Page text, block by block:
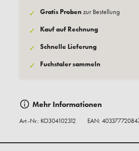
✓ Gratis Probenzur Bestellung
✓ Kauf auf Rechnung
✓ Schnelle Lieferung
✓ Fuchstaler sammeln
Mehr Informationen
Art.-Nr.: KO304102312 EAN: